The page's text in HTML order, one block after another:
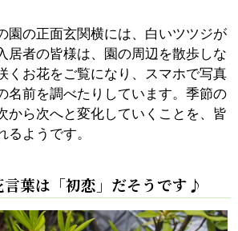
園の正面玄関横には、白いツツジが
居者の皆様は、園の周辺を散歩しな
くお花をご覧になり、スマホで写真
名前を調べたりしています。季節の
から次へと変化していくことを、皆
るようです。
言葉は「初恋」だそうです♪